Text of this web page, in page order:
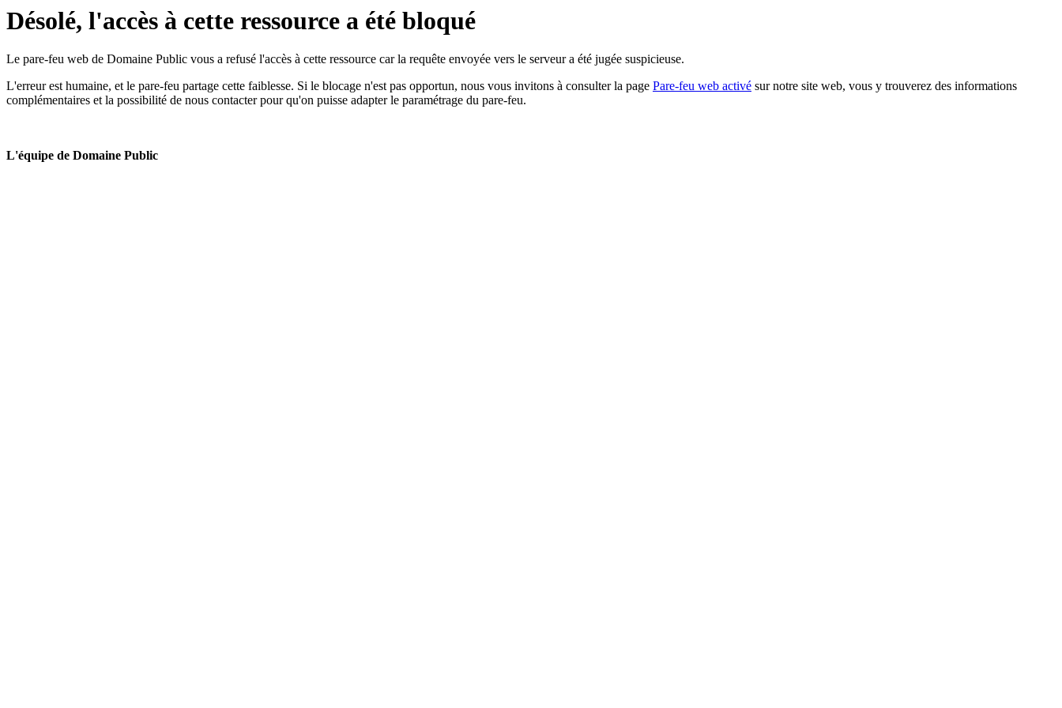
Désolé, l'accès à cette ressource a été bloqué
Le pare-feu web de Domaine Public vous a refusé l'accès à cette ressource car la requête envoyée vers le serveur a été jugée suspicieuse.
L'erreur est humaine, et le pare-feu partage cette faiblesse. Si le blocage n'est pas opportun, nous vous invitons à consulter la page Pare-feu web activé sur notre site web, vous y trouverez des informations
complémentaires et la possibilité de nous contacter pour qu'on puisse adapter le paramétrage du pare-feu.
L'équipe de Domaine Public